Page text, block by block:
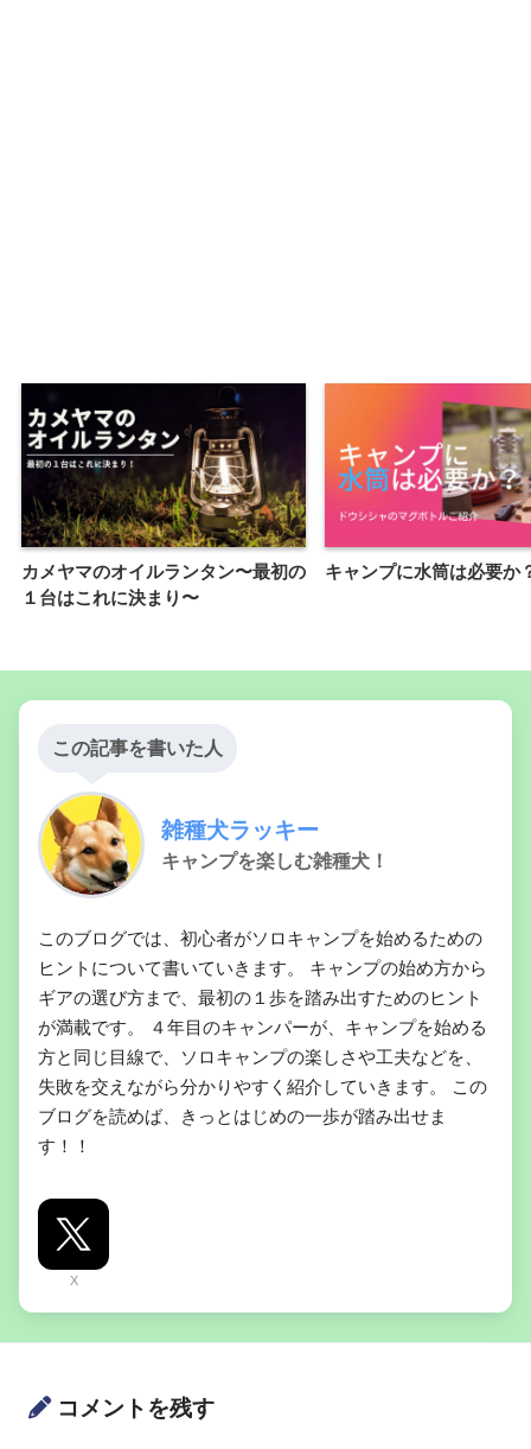
カメヤマのオイルランタン〜最初の
１台はこれに決まり〜
キャンプに水筒は必要か
この記事を書いた人
雑種犬ラッキー
キャンプを楽しむ雑種犬！
このブログでは、初心者がソロキャンプを始めるための
ヒントについて書いていきます。 キャンプの始め方から
ギアの選び方まで、最初の１歩を踏み出すためのヒント
が満載です。 ４年目のキャンパーが、キャンプを始める
方と同じ目線で、ソロキャンプの楽しさや工夫などを、
失敗を交えながら分かりやすく紹介していきます。 この
ブログを読めば、きっとはじめの一歩が踏み出せま
す！！
X
コメントを残す